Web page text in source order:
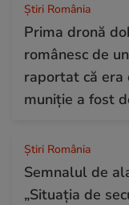
Știri România
Prima dronă
românesc de
raportat că era
muniție a fost
Știri România
Semnalul de
„Situația de